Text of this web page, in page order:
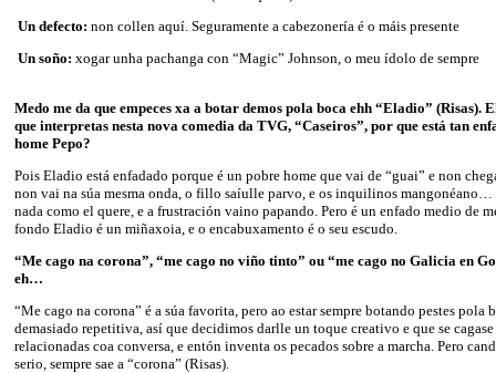
Un defecto: non collen aquí. Seguramente a cabezonería é o máis presente
Un soño: xogar unha pachanga con “Magic” Johnson, o meu ídolo de sempre
Medo me da que empeces xa a botar demos pola boca ehh “Eladio” (Risas).
que interpretas nesta nova comedia da TVG, “Caseiros”, por que está tan
home Pepo?
Pois Eladio está enfadado porque é un pobre home que vai de “guai” e non
non vai na súa mesma onda, o fillo saíulle parvo, e os inquilinos mangonéano…
nada como el quere, e a frustración vaino papando. Pero é un enfado medio de
fondo Eladio é un miñaxoia, e o encabuxamento é o seu escudo.
“Me cago na corona”, “me cago no viño tinto” ou “me cago no Galicia en
eh…
“Me cago na corona” é a súa favorita, pero ao estar sempre botando pestes pola
demasiado repetitiva, así que decidimos darlle un toque creativo e que se cagase
relacionadas coa conversa, e entón inventa os pecados sobre a marcha. Pero
serio, sempre sae a “corona” (Risas).